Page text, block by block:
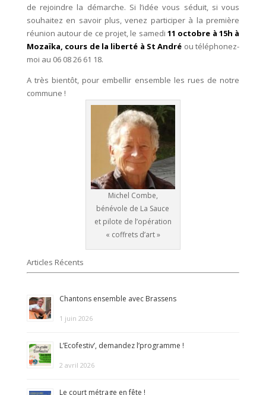
de rejoindre la démarche. Si l’idée vous séduit, si vous
souhaitez en savoir plus, venez participer à la première
réunion autour de ce projet, le samedi 11 octobre à 15h à
Mozaïka, cours de la liberté à St André ou téléphonez-
moi au 06 08 26 61 18.
A très bientôt, pour embellir ensemble les rues de notre
commune !
Michel Combe,
bénévole de La Sauce
et pilote de l’opération
« coffrets d’art »
Articles Récents
Chantons ensemble avec Brassens
1 juin 2026
L’Ecofestiv’, demandez l’programme !
2 avril 2026
Le court métrage en fête !